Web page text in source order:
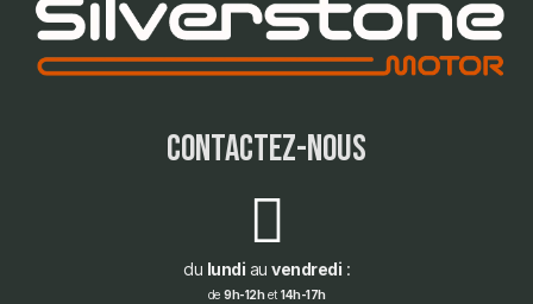
contactez-nous
du lundi au vendredi :
de 9h-12het 14h-17h